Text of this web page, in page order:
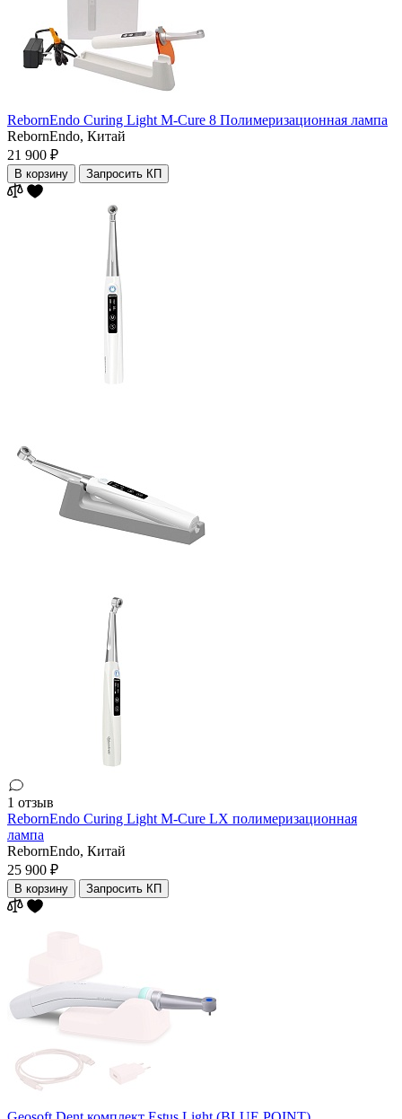
RebornEndo Curing Light M-Cure 8 Полимеризационная лампа
RebornEndo, Китай
21 900 ₽
В корзину Запросить КП
1 отзыв
RebornEndo Curing Light M-Cure LX полимеризационная
лампа
RebornEndo, Китай
25 900 ₽
В корзину Запросить КП